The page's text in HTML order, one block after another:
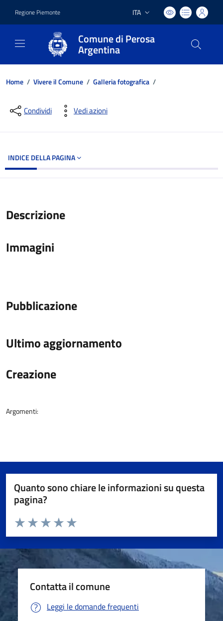
Regione Piemonte Lingua attiva:
ITA
Comune di Perosa
Argentina
Home / Vivere il Comune / Galleria fotografica /
Dettagli del documento
Condividi Vedi azioni
INDICE DELLA PAGINA
Descrizione
Immagini
Pubblicazione
Ultimo aggiornamento
Creazione
Argomenti:
Quanto sono chiare le informazioni su questa
pagina?
Valuta da 1 a 5 stelle la pagina
Valuta 5 stelle su 5
Valuta 4 stelle su 5
Valuta 3 stelle su 5
Valuta 2 stelle su 5
Valuta 1 stelle su 5
Contatta il comune
Leggi le domande frequenti